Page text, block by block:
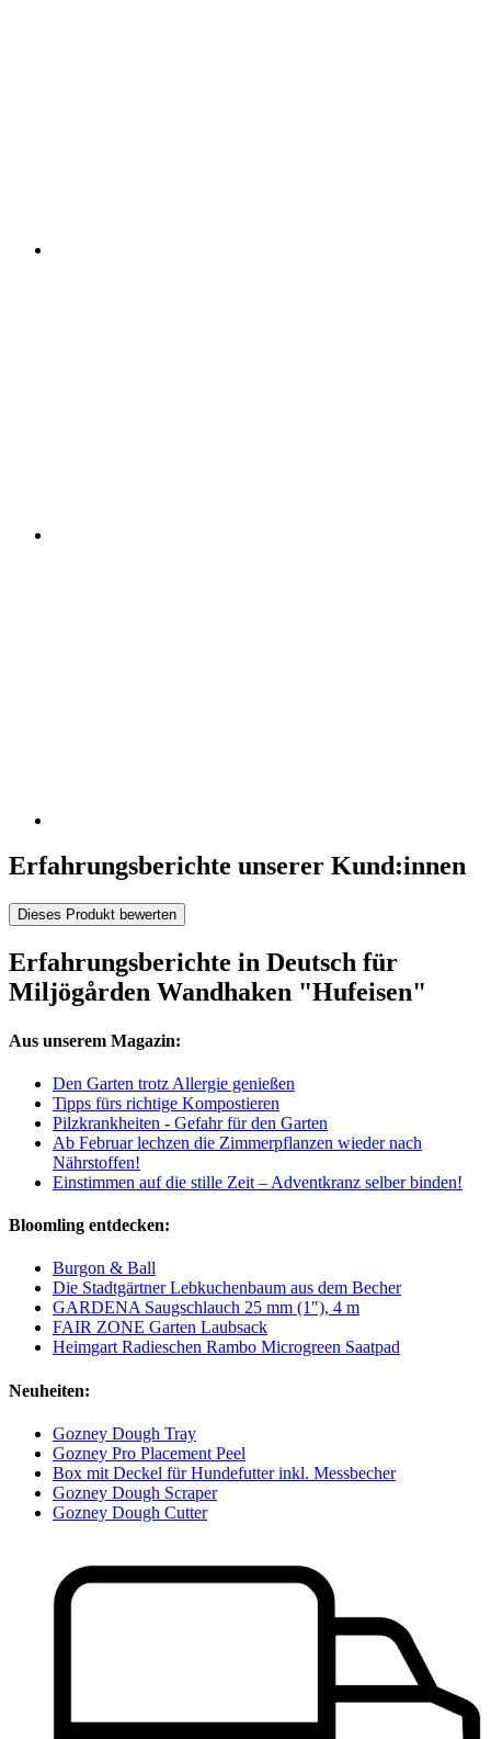
Erfahrungsberichte unserer Kund:innen
Dieses Produkt bewerten
Erfahrungsberichte in Deutsch für
Miljögården Wandhaken "Hufeisen"
Aus unserem Magazin:
Den Garten trotz Allergie genießen
Tipps fürs richtige Kompostieren
Pilzkrankheiten - Gefahr für den Garten
Ab Februar lechzen die Zimmerpflanzen wieder nach
Nährstoffen!
Einstimmen auf die stille Zeit – Adventkranz selber binden!
Bloomling entdecken:
Burgon & Ball
Die Stadtgärtner Lebkuchenbaum aus dem Becher
GARDENA Saugschlauch 25 mm (1"), 4 m
FAIR ZONE Garten Laubsack
Heimgart Radieschen Rambo Microgreen Saatpad
Neuheiten:
Gozney Dough Tray
Gozney Pro Placement Peel
Box mit Deckel für Hundefutter inkl. Messbecher
Gozney Dough Scraper
Gozney Dough Cutter